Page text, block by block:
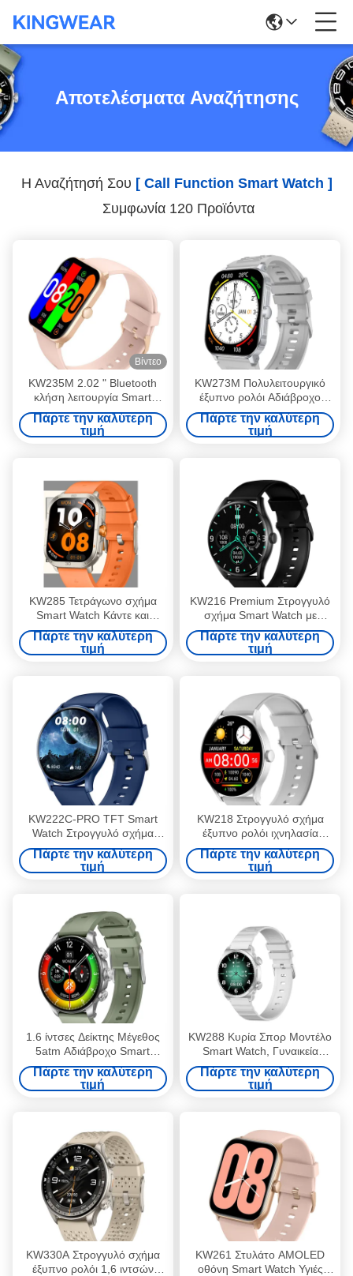
Αποτελέσματα Αναζήτησης
Η Αναζήτησή Σου [ Call Function Smart Watch ]
Συμφωνία 120 Προϊόντα
Βίντεο
KW235M 2.02 " Bluetooth
κλήση λειτουργία Smart
Watch, Smart Fitness Watch
με καρδιακό ρυθμό
Πάρτε την καλύτερη
τιμή
KW273M Πολυλειτουργικό
έξυπνο ρολόι Αδιάβροχο
κολύμπι έξυπνο ρολόι 2,01
ίντσες
Πάρτε την καλύτερη
τιμή
KW285 Τετράγωνο σχήμα
Smart Watch Κάντε και
λάβετε κλήσεις με λειτουργία
Bluetooth και δυναμική
παρακολούθηση καρδιακού
Πάρτε την καλύτερη
τιμή
KW216 Premium Στρογγυλό
σχήμα Smart Watch με
AMOLED οθόνη
Πάρτε την καλύτερη
τιμή
KW222C-PRO TFT Smart
Watch Στρογγυλό σχήμα
Smartwatch με λειτουργία
κλήσης
Πάρτε την καλύτερη
τιμή
KW218 Στρογγυλό σχήμα
έξυπνο ρολόι ιχνηλασία
γυμναστικής και Bluetooth
κλήση
Πάρτε την καλύτερη
τιμή
1.6 ίντσες Δείκτης Μέγεθος
5atm Αδιάβροχο Smart
Watch με προαιρετικά
αισθητήρες 6 αξόνων
Πάρτε την καλύτερη
τιμή
KW288 Κυρία Σπορ Μοντέλο
Smart Watch, Γυναικεία
Αδιάβροχο Smart Watch 1,3
ίντσες
Πάρτε την καλύτερη
τιμή
KW330A Στρογγυλό σχήμα
έξυπνο ρολόι 1,6 ιντσών
KW261 Στυλάτο AMOLED
οθόνη Smart Watch Υγιές